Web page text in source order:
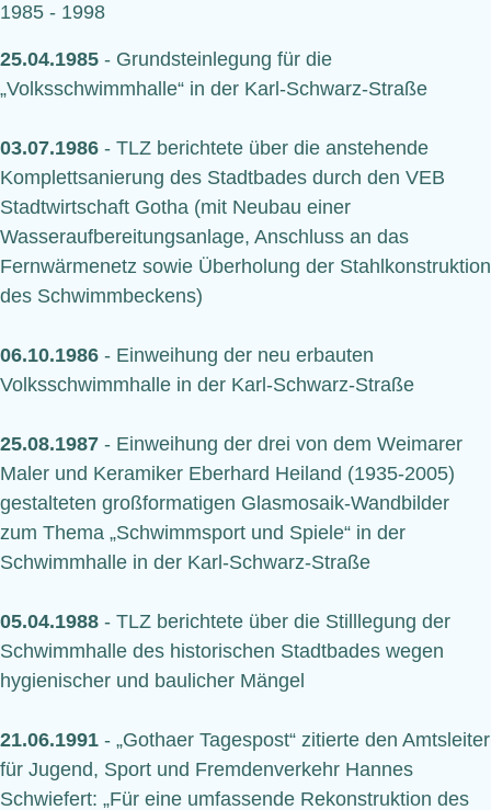
1985 - 1998
25.04.1985 - Grundsteinlegung für die
„Volksschwimmhalle“ in der Karl-Schwarz-Straße
03.07.1986 - TLZ berichtete über die anstehende
Komplettsanierung des Stadtbades durch den VEB
Stadtwirtschaft Gotha (mit Neubau einer
Wasseraufbereitungsanlage, Anschluss an das
Fernwärmenetz sowie Überholung der Stahlkonstruktion
des Schwimmbeckens)
06.10.1986 - Einweihung der neu erbauten
Volksschwimmhalle in der Karl-Schwarz-Straße
25.08.1987 - Einweihung der drei von dem Weimarer
Maler und Keramiker Eberhard Heiland (1935-2005)
gestalteten großformatigen Glasmosaik-Wandbilder
zum Thema „Schwimmsport und Spiele“ in der
Schwimmhalle in der Karl-Schwarz-Straße
05.04.1988 - TLZ berichtete über die Stilllegung der
Schwimmhalle des historischen Stadtbades wegen
hygienischer und baulicher Mängel
21.06.1991 - „Gothaer Tagespost“ zitierte den Amtsleiter
für Jugend, Sport und Fremdenverkehr Hannes
Schwiefert: „Für eine umfassende Rekonstruktion des